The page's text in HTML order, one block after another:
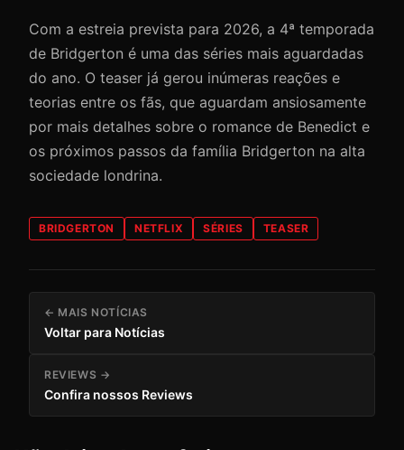
Com a estreia prevista para 2026, a 4ª temporada
de Bridgerton é uma das séries mais aguardadas
do ano. O teaser já gerou inúmeras reações e
teorias entre os fãs, que aguardam ansiosamente
por mais detalhes sobre o romance de Benedict e
os próximos passos da família Bridgerton na alta
sociedade londrina.
BRIDGERTON NETFLIX SÉRIES TEASER
← MAIS NOTÍCIAS
Voltar para Notícias
REVIEWS →
Confira nossos Reviews